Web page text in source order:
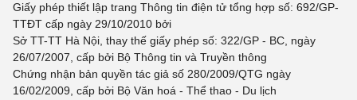
Giấy phép thiết lập trang Thông tin điện tử tổng hợp số: 692/GP-
TTĐT cấp ngày 29/10/2010 bởi
Sở TT-TT Hà Nội, thay thế giấy phép số: 322/GP - BC, ngày
26/07/2007, cấp bởi Bộ Thông tin và Truyền thông
Chứng nhận bản quyền tác giả số 280/2009/QTG ngày
16/02/2009, cấp bởi Bộ Văn hoá - Thể thao - Du lịch